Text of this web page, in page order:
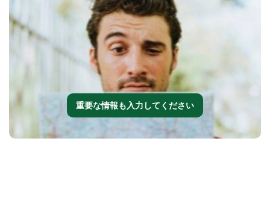
重要な情報も入力してください